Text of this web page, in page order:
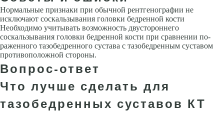
Нормальные признаки при обычной рентгенографии не
исключают соскаль­зывания головки бедренной кости
Необходимо учитывать возможность двустороннего
соскальзывания головки бедренной кости при сравнении по­
раженного тазобедренного сустава с тазобедренным суставом
противополож­ной стороны.
Вопрос-ответ
Что лучше сделать для
тазобедренных суставов КТ